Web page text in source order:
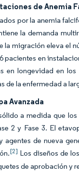
de Anemia
por la anemia
la demanda
la migración eleva el
pacientes en
en longevidad en
de la enfermedad a
Avanzada
a medida que
2 y Fase 3. El
de nueva
[2] Los diseños de
de aprobación y